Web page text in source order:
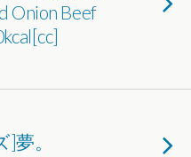
Onion Beef
夢。